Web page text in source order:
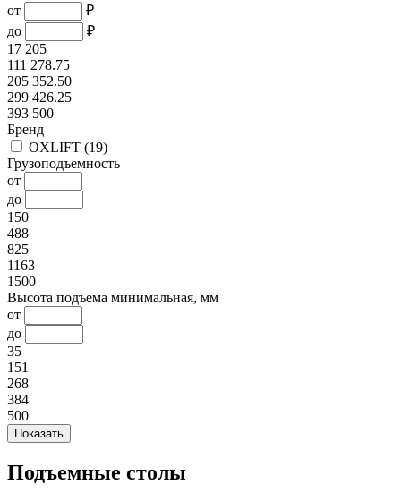
от
₽
до
₽
17 205
111 278.75
205 352.50
299 426.25
393 500
Бренд
OXLIFT (19)
Грузоподъемность
от
до
150
488
825
1163
1500
Высота подъема минимальная, мм
от
до
35
151
268
384
500
Подъемные столы